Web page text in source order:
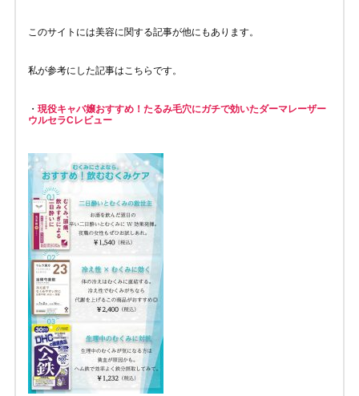
このサイトには美容に関する記事が他にもあります。
私が参考にした記事はこちらです。
・ 現役キャバ嬢おすすめ！たるみ毛穴にガチで効いたダーマレーザー
ウルセラCレビュー